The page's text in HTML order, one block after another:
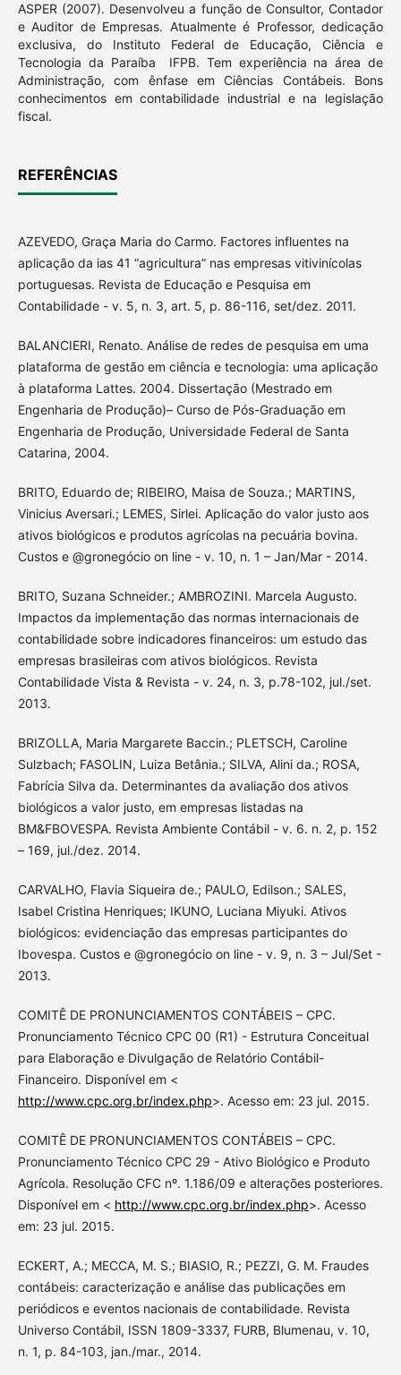
ASPER (2007). Desenvolveu a função de Consultor, Contador
e Auditor de Empresas. Atualmente é Professor, dedicação
exclusiva, do Instituto Federal de Educação, Ciência e
Tecnologia da Paraíba ­ IFPB. Tem experiência na área de
Administração, com ênfase em Ciências Contábeis. Bons
conhecimentos em contabilidade industrial e na legislação
fiscal.
REFERÊNCIAS
AZEVEDO, Graça Maria do Carmo. Factores influentes na
aplicação da ias 41 “agricultura” nas empresas vitivinícolas
portuguesas. Revista de Educação e Pesquisa em
Contabilidade - v. 5, n. 3, art. 5, p. 86-116, set/dez. 2011.
BALANCIERI, Renato. Análise de redes de pesquisa em uma
plataforma de gestão em ciência e tecnologia: uma aplicação
à plataforma Lattes. 2004. Dissertação (Mestrado em
Engenharia de Produção)– Curso de Pós-Graduação em
Engenharia de Produção, Universidade Federal de Santa
Catarina, 2004.
BRITO, Eduardo de; RIBEIRO, Maisa de Souza.; MARTINS,
Vinicius Aversari.; LEMES, Sirlei. Aplicação do valor justo aos
ativos biológicos e produtos agrícolas na pecuária bovina.
Custos e @gronegócio on line - v. 10, n. 1 – Jan/Mar - 2014.
BRITO, Suzana Schneider.; AMBROZINI. Marcela Augusto.
Impactos da implementação das normas internacionais de
contabilidade sobre indicadores financeiros: um estudo das
empresas brasileiras com ativos biológicos. Revista
Contabilidade Vista & Revista - v. 24, n. 3, p.78-102, jul./set.
2013.
BRIZOLLA, Maria Margarete Baccin.; PLETSCH, Caroline
Sulzbach; FASOLIN, Luiza Betânia.; SILVA, Alini da.; ROSA,
Fabrícia Silva da. Determinantes da avaliação dos ativos
biológicos a valor justo, em empresas listadas na
BM&FBOVESPA. Revista Ambiente Contábil - v. 6. n. 2, p. 152
– 169, jul./dez. 2014.
CARVALHO, Flavia Siqueira de.; PAULO, Edilson.; SALES,
Isabel Cristina Henriques; IKUNO, Luciana Miyuki. Ativos
biológicos: evidenciação das empresas participantes do
Ibovespa. Custos e @gronegócio on line - v. 9, n. 3 – Jul/Set -
2013.
COMITÊ DE PRONUNCIAMENTOS CONTÁBEIS – CPC.
Pronunciamento Técnico CPC 00 (R1) - Estrutura Conceitual
para Elaboração e Divulgação de Relatório Contábil-
Financeiro. Disponível em <
http://www.cpc.org.br/index.php>. Acesso em: 23 jul. 2015.
COMITÊ DE PRONUNCIAMENTOS CONTÁBEIS – CPC.
Pronunciamento Técnico CPC 29 - Ativo Biológico e Produto
Agrícola. Resolução CFC nº. 1.186/09 e alterações posteriores.
Disponível em < http://www.cpc.org.br/index.php>. Acesso
em: 23 jul. 2015.
ECKERT, A.; MECCA, M. S.; BIASIO, R.; PEZZI, G. M. Fraudes
contábeis: caracterização e análise das publicações em
periódicos e eventos nacionais de contabilidade. Revista
Universo Contábil, ISSN 1809-3337, FURB, Blumenau, v. 10,
n. 1, p. 84-103, jan./mar., 2014.